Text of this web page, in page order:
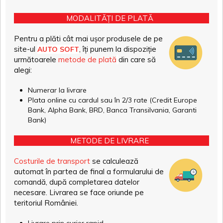
MODALITĂȚI DE PLATĂ
Pentru a plăti cât mai ușor produsele de pe
site-ul AUTO SOFT, îți punem la dispoziție
următoarele metode de plată din care să
alegi:
Numerar la livrare
Plata online cu cardul sau în 2/3 rate (Credit Europe
Bank, Alpha Bank, BRD, Banca Transilvania, Garanti
Bank)
METODE DE LIVRARE
Costurile de transport se calculează
automat în partea de final a formularului de
comandă, după completarea datelor
necesare. Livrarea se face oriunde pe
teritoriul României.